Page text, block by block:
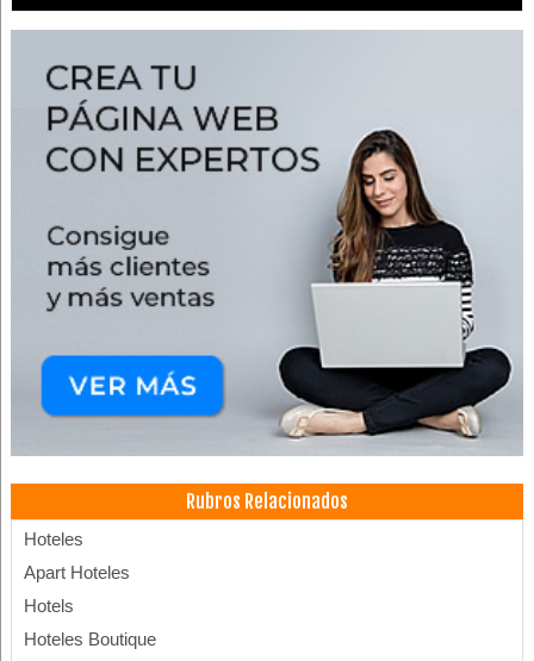
Rubros Relacionados
Hoteles
Apart Hoteles
Hotels
Hoteles Boutique